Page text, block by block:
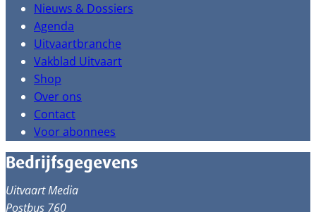
Nieuws & Dossiers
Agenda
Uitvaartbranche
Vakblad Uitvaart
Shop
Over ons
Contact
Voor abonnees
Bedrijfsgegevens
Uitvaart Media
Postbus 760